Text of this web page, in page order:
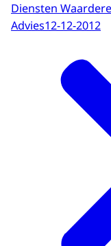
Diensten
Advies12-12-2012